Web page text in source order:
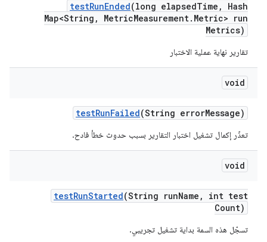
testRunEnded(long elapsedTime ,
Hash
Map<String , MetricMeasurement. Metric> run
Metrics)
تقارير نهاية عملية الاختبار
void
testRunFailed(String errorMessage)
تعذّر إكمال تشغيل اختبار التقارير بسبب حدوث خطأ فادح.
void
testRunStarted(String runName ,
int test
Count)
تسجّل هذه السمة بداية تشغيل تجريبي.